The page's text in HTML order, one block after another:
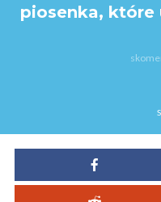
piosenka, które